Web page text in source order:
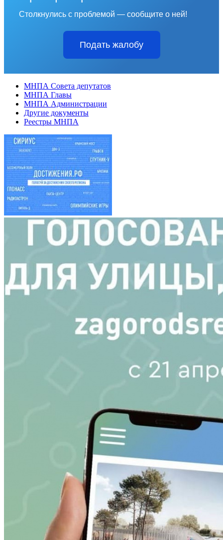
Столкнулись с проблемой — сообщите о ней!
Подать жалобу
МНПА Совета депутатов
МНПА Главы
МНПА Администрации
Другие документы
Реестры МНПА